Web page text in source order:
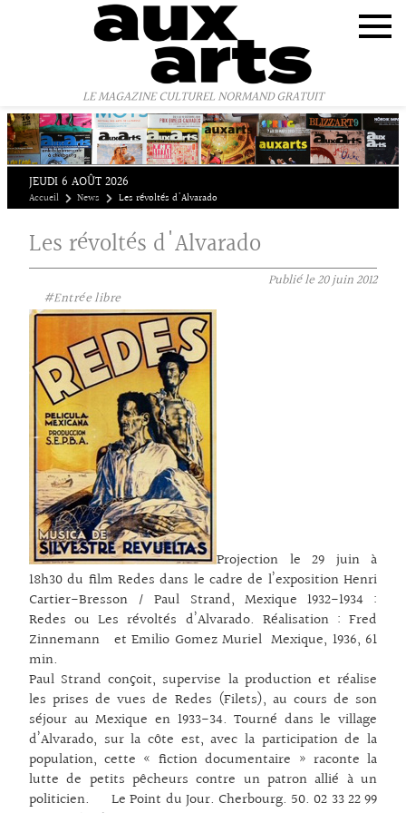
LE MAGAZINE CULTUREL NORMAND GRATUIT
JEUDI 6 AOÛT 2026
Accueil News Les révoltés d'Alvarado
Les révoltés d'Alvarado
Publié le20 juin 2012
#Entrée libre
Projection le 29 juin à
18h30 du film Redes dans le cadre de l’exposition Henri
Cartier-Bresson / Paul Strand, Mexique 1932-1934 :
Redes ou Les révoltés d’Alvarado. Réalisation : Fred
Zinnemann et Emilio Gomez Muriel Mexique, 1936, 61
min.
Paul Strand conçoit, supervise la production et réalise
les prises de vues de Redes (Filets), au cours de son
séjour au Mexique en 1933-34. Tourné dans le village
d’Alvarado, sur la côte est, avec la participation de la
population, cette « fiction documentaire » raconte la
lutte de petits pêcheurs contre un patron allié à un
politicien. Le Point du Jour. Cherbourg. 50. 02 33 22 99
Panneau de gestion des cookies